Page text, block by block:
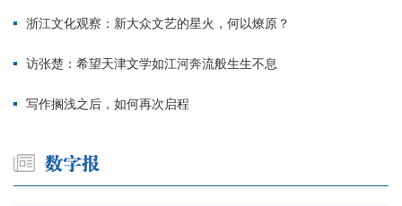
浙江文化观察：新大众文艺的星火，何以燎原？
访张楚：希望天津文学如江河奔流般生生不息
写作搁浅之后，如何再次启程